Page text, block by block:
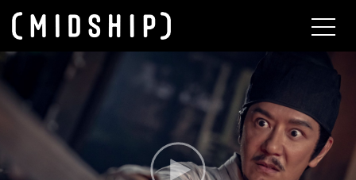
About